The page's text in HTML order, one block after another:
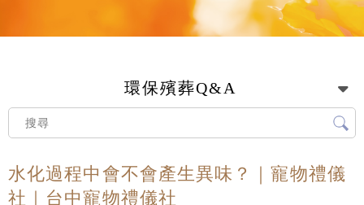
環保殯葬Q&A
水化過程中會不會產生異味？｜寵物禮儀
社｜台中寵物禮儀社